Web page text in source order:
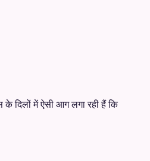
के दिलों में ऐसी आग लगा रही हैं कि